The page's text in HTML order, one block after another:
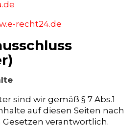
recht24.de
sind wir gemäß § 7 Abs.1
auf diesen Seiten nach
verantwortlich.